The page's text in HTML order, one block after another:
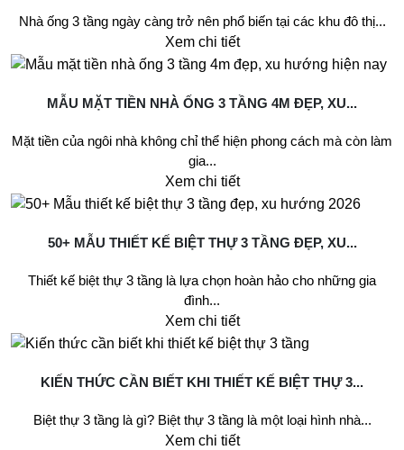
Nhà ống 3 tầng ngày càng trở nên phổ biến tại các khu đô thị...
Xem chi tiết
MẪU MẶT TIỀN NHÀ ỐNG 3 TẦNG 4M ĐẸP, XU...
Mặt tiền của ngôi nhà không chỉ thể hiện phong cách mà còn làm
gia...
Xem chi tiết
50+ MẪU THIẾT KẾ BIỆT THỰ 3 TẦNG ĐẸP, XU...
Thiết kế biệt thự 3 tầng là lựa chọn hoàn hảo cho những gia
đình...
Xem chi tiết
KIẾN THỨC CẦN BIẾT KHI THIẾT KẾ BIỆT THỰ 3...
Biệt thự 3 tầng là gì? Biệt thự 3 tầng là một loại hình nhà...
Xem chi tiết